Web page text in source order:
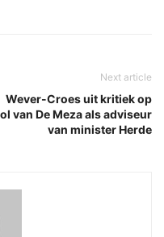
Next article
Wever-Croes uit kritiek op
van De Meza als adviseur
van minister Herde